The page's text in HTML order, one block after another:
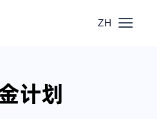
ZH
计划